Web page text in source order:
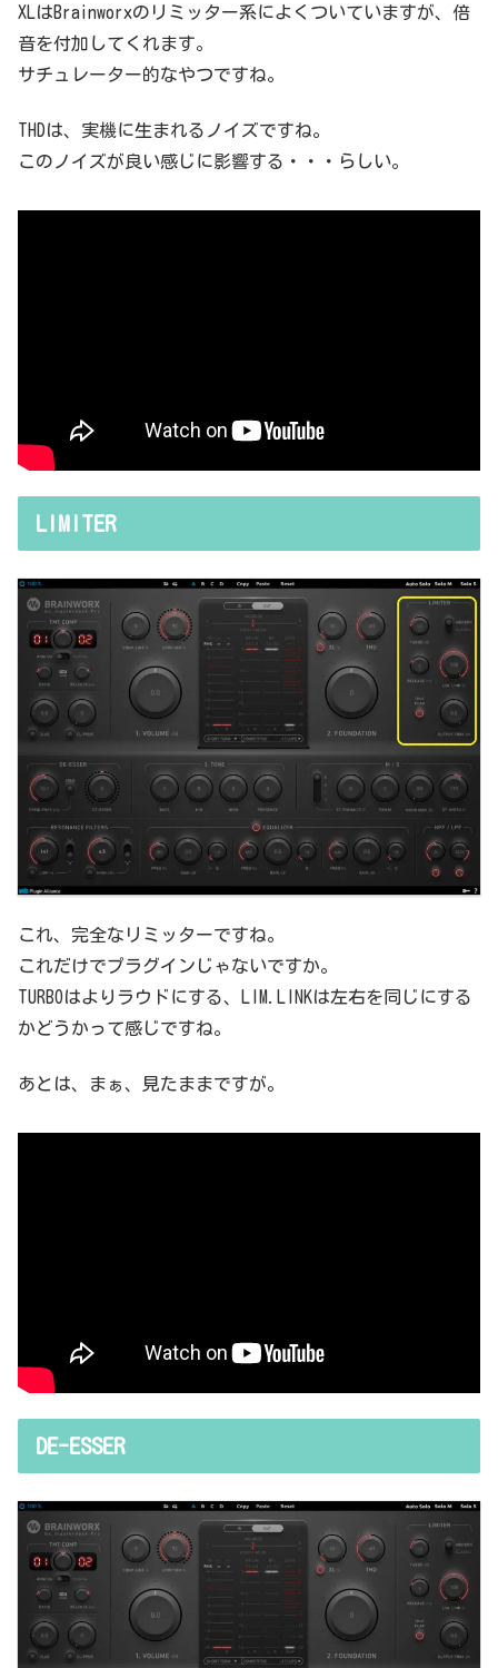
XLはBrainworxのリミッター系によくついていますが、倍
音を付加してくれます。
サチュレーター的なやつですね。
THDは、実機に生まれるノイズですね。
このノイズが良い感じに影響する・・・らしい。
LIMITER
これ、完全なリミッターですね。
これだけでプラグインじゃないですか。
TURBOはよりラウドにする、LIM.LINKは左右を同じにする
かどうかって感じですね。
あとは、まぁ、見たままですが。
DE-ESSER